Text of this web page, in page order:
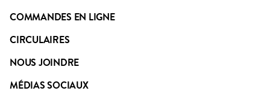
COMMANDES EN LIGNE
CIRCULAIRES
NOUS JOINDRE
MÉDIAS SOCIAUX